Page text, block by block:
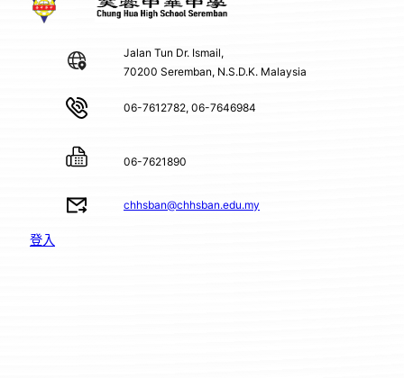
Jalan Tun Dr. Ismail,
70200 Seremban, N.S.D.K. Malaysia
06-7612782, 06-7646984
06-7621890
chhsban@chhsban.edu.my
登入